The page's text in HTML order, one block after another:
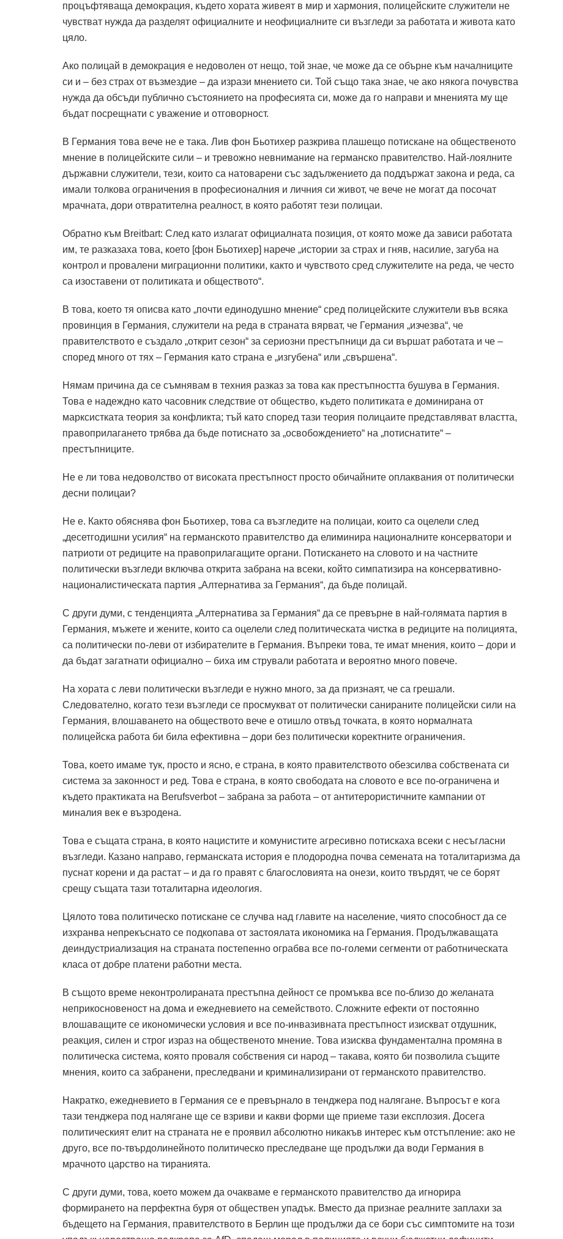
процъфтяваща демокрация, където хората живеят в мир и хармония, полицейските служители не
чувстват нужда да разделят официалните и неофициалните си възгледи за работата и живота като
цяло.
Ако полицай в демокрация е недоволен от нещо, той знае, че може да се обърне към началниците
си и – без страх от възмездие – да изрази мнението си. Той също така знае, че ако някога почувства
нужда да обсъди публично състоянието на професията си, може да го направи и мненията му ще
бъдат посрещнати с уважение и отговорност.
В Германия това вече не е така. Лив фон Бьотихер разкрива плашещо потискане на общественото
мнение в полицейските сили – и тревожно невнимание на германско правителство. Най-лоялните
държавни служители, тези, които са натоварени със задължението да поддържат закона и реда, са
имали толкова ограничения в професионалния и личния си живот, че вече не могат да посочат
мрачната, дори отвратителна реалност, в която работят тези полицаи.
Обратно към Breitbart: След като излагат официалната позиция, от която може да зависи работата
им, те разказаха това, което [фон Бьотихер] нарече „истории за страх и гняв, насилие, загуба на
контрол и провалени миграционни политики, както и чувството сред служителите на реда, че често
са изоставени от политиката и обществото“.
В това, което тя описва като „почти единодушно мнение“ сред полицейските служители във всяка
провинция в Германия, служители на реда в страната вярват, че Германия „изчезва“, че
правителството е създало „открит сезон“ за сериозни престъпници да си вършат работата и че –
според много от тях – Германия като страна е „изгубена“ или „свършена“.
Нямам причина да се съмнявам в техния разказ за това как престъпността бушува в Германия.
Това е надеждно като часовник следствие от общество, където политиката е доминирана от
марксистката теория за конфликта; тъй като според тази теория полицаите представляват властта,
правоприлагането трябва да бъде потиснато за „освобождението“ на „потиснатите“ –
престъпниците.
Не е ли това недоволство от високата престъпност просто обичайните оплаквания от политически
десни полицаи?
Не е. Както обяснява фон Бьотихер, това са възгледите на полицаи, които са оцелели след
„десетгодишни усилия“ на германското правителство да елиминира националните консерватори и
патриоти от редиците на правоприлагащите органи. Потискането на словото и на частните
политически възгледи включва открита забрана на всеки, който симпатизира на консервативно-
националистическата партия „Алтернатива за Германия“, да бъде полицай.
С други думи, с тенденцията „Алтернатива за Германия“ да се превърне в най-голямата партия в
Германия, мъжете и жените, които са оцелели след политическата чистка в редиците на полицията,
са политически по-леви от избирателите в Германия. Въпреки това, те имат мнения, които – дори и
да бъдат загатнати официално – биха им стрували работата и вероятно много повече.
На хората с леви политически възгледи е нужно много, за да признаят, че са грешали.
Следователно, когато тези възгледи се просмукват от политически санираните полицейски сили на
Германия, влошаването на обществото вече е отишло отвъд точката, в която нормалната
полицейска работа би била ефективна – дори без политически коректните ограничения.
Това, което имаме тук, просто и ясно, е страна, в която правителството обезсилва собствената си
система за законност и ред. Това е страна, в която свободата на словото е все по-ограничена и
където практиката на Berufsverbot – забрана за работа – от антитерористичните кампании от
миналия век е възродена.
Това е същата страна, в която нацистите и комунистите агресивно потискаха всеки с несъгласни
възгледи. Казано направо, германската история е плодородна почва семената на тоталитаризма да
пуснат корени и да растат – и да го правят с благословията на онези, които твърдят, че се борят
срещу същата тази тоталитарна идеология.
Цялото това политическо потискане се случва над главите на население, чиято способност да се
изхранва непрекъснато се подкопава от застоялата икономика на Германия. Продължаващата
деиндустриализация на страната постепенно ограбва все по-големи сегменти от работническата
класа от добре платени работни места.
В същото време неконтролираната престъпна дейност се промъква все по-близо до желаната
неприкосновеност на дома и ежедневието на семейството. Сложните ефекти от постоянно
влошаващите се икономически условия и все по-инвазивната престъпност изискват отдушник,
реакция, силен и строг израз на общественото мнение. Това изисква фундаментална промяна в
политическа система, която проваля собствения си народ – такава, която би позволила същите
мнения, които са забранени, преследвани и криминализирани от германското правителство.
Накратко, ежедневието в Германия се е превърнало в тенджера под налягане. Въпросът е кога
тази тенджера под налягане ще се взриви и какви форми ще приеме тази експлозия. Досега
политическият елит на страната не е проявил абсолютно никакъв интерес към отстъпление: ако не
друго, все по-твърдолинейното политическо преследване ще продължи да води Германия в
мрачното царство на тиранията.
С други думи, това, което можем да очакваме е германското правителство да игнорира
формирането на перфектна буря от обществен упадък. Вместо да признае реалните заплахи за
бъдещето на Германия, правителството в Берлин ще продължи да се бори със симптомите на този